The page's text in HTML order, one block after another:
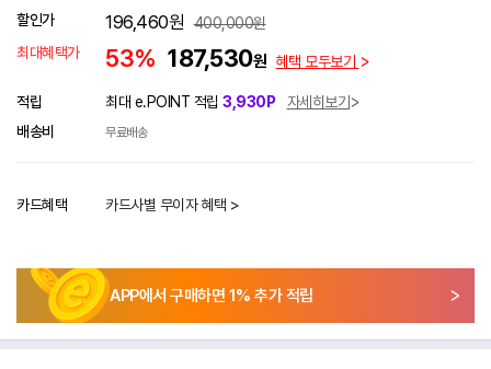
할인가 196,460원 400,000원
최대혜택가
53% 187,530원 혜택 모두보기
적립 최대 e.POINT 적립 3,930P
자세히보기
배송비
무료배송
카드혜택 카드사별 무이자 혜택 >
APP에서 구매하면 1% 추가 적립